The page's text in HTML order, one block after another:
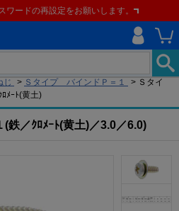
ードの再設定をお願いします。
じ > Ｓタイプ バインドＰ＝１ > Ｓタイ
ﾒｰﾄ(黄土)
／ｸﾛﾒｰﾄ(黄土)／3.0／6.0)